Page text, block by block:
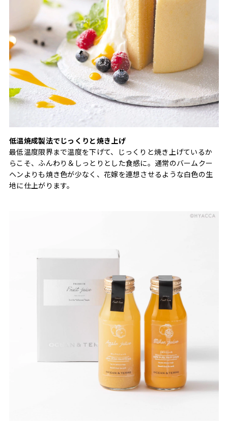
低温焼成製法でじっくりと焼き上げ
最低温度限界まで温度を下げて、じっくりと焼き上げているか
らこそ、ふんわり＆しっとりとした食感に。通常のバームクー
ヘンよりも焼き色が少なく、花嫁を連想させるような白色の生
地に仕上がります。